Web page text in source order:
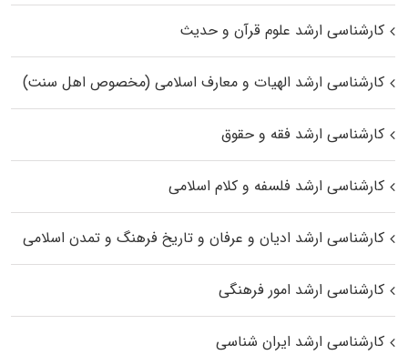
کارشناسی ارشد علوم قرآن و حدیث
کارشناسی ارشد الهیات و معارف اسلامی (مخصوص اهل سنت)
کارشناسی ارشد فقه و حقوق
کارشناسی ارشد فلسفه و کلام اسلامی
کارشناسی ارشد ادیان و عرفان و تاریخ فرهنگ و تمدن اسلامی
کارشناسی ارشد امور فرهنگی
کارشناسی ارشد ایران شناسی